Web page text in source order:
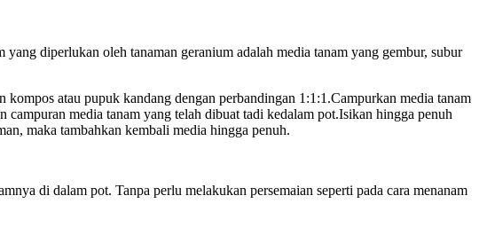
diperlukan oleh tanaman geranium adalah media tanam yang gembur, subur
atau pupuk kandang dengan perbandingan 1:1:1.Campurkan media tanam
campuran media tanam yang telah dibuat tadi kedalam pot.Isikan hingga penuh
maka tambahkan kembali media hingga penuh.
di dalam pot. Tanpa perlu melakukan persemaian seperti pada cara menanam